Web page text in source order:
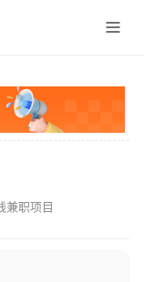
兼职项目